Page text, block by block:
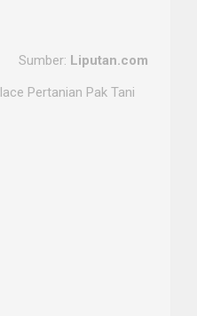
Sumber: Liputan.com
Pertanian Pak Tani